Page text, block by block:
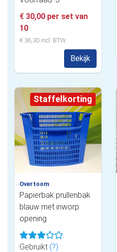
€ 30,00 per set van
10
€ 36,30 incl. BTW
Bekijk
Staffelkorting
Overtoom
Papierbak prullenbak
blauw met inworp
opening
Gebruikt (?)